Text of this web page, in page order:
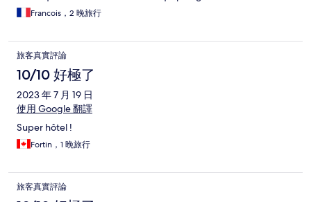
personnes. Enfin, et je ne l'ai vu nulle part ailleurs, ce n'est pas
un morceau de friandise qui est posé sur l'oreillé mais une paire
Francois，2 晚旅行
旅客真實評論
10/10 好極了
2023 年 7 月 19 日
使用 Google 翻譯
Super hôtel !
Fortin，1 晚旅行
旅客真實評論